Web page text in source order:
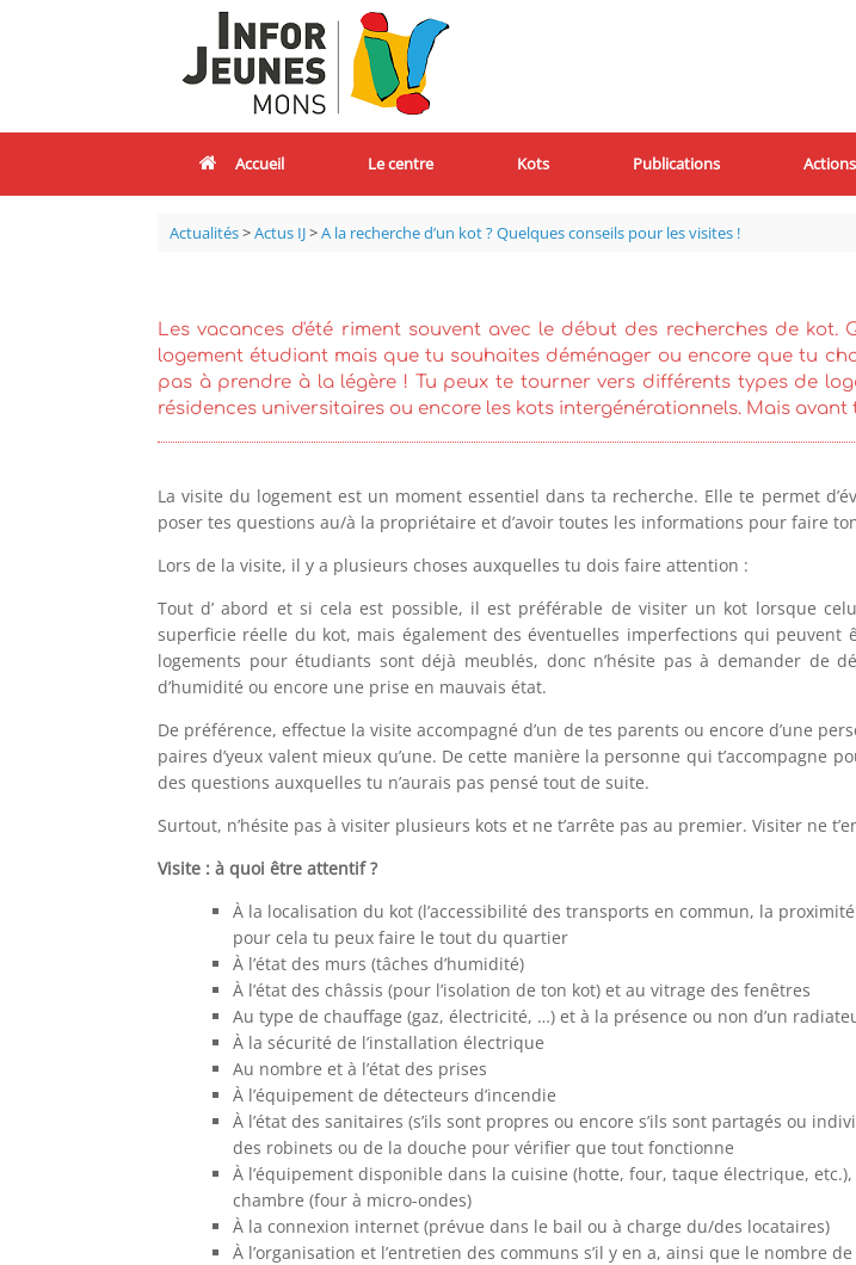
Accueil Le centre Kots Publications
Actualités>Actus IJ>A la recherche d’un kot ? Quelques conseils pour les visites !
Les vacances d'été riment souvent avec le début des recherches de
logement étudiant mais que tu souhaites déménager ou encore que tu
pas à prendre à la légère ! Tu peux te tourner vers différents types de
résidences universitaires ou encore les kots intergénérationnels. Mais
La visite du logement est un moment essentiel dans ta recherche. Elle te permet
poser tes questions au/à la propriétaire et d’avoir toutes les informations pour faire
Lors de la visite, il y a plusieurs choses auxquelles tu dois faire attention :
Tout d’ abord et si cela est possible, il est préférable de visiter un kot lorsque
superficie réelle du kot, mais également des éventuelles imperfections qui
logements pour étudiants sont déjà meublés, donc n’hésite pas à demander de
d’humidité ou encore une prise en mauvais état.
De préférence, effectue la visite accompagné d’un de tes parents ou encore d’une
paires d’yeux valent mieux qu’une. De cette manière la personne qui t’accompagne
des questions auxquelles tu n’aurais pas pensé tout de suite.
Surtout, n’hésite pas à visiter plusieurs kots et ne t’arrête pas au premier. Visiter ne
Visite : à quoi être attentif ?
À la localisation du kot (l’accessibilité des transports en commun, la
pour cela tu peux faire le tout du quartier
À l’état des murs (tâches d’humidité)
À l’état des châssis (pour l’isolation de ton kot) et au vitrage des fenêtres
Au type de chauffage (gaz, électricité, …) et à la présence ou non d’un
À la sécurité de l’installation électrique
Au nombre et à l’état des prises
À l’équipement de détecteurs d’incendie
À l’état des sanitaires (s’ils sont propres ou encore s’ils sont partagés ou
des robinets ou de la douche pour vérifier que tout fonctionne
À l’équipement disponible dans la cuisine (hotte, four, taque électrique,
chambre (four à micro-ondes)
À la connexion internet (prévue dans le bail ou à charge du/des locataires)
À l’organisation et l’entretien des communs s’il y en a, ainsi que le nombre